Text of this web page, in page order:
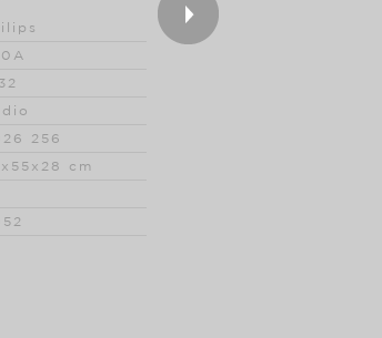
256
cm